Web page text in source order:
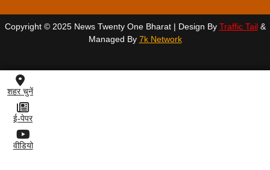
Copyright © 2025 News Twenty One Bharat | Design By Traffic Tail&
Managed By 7k Network
शहर चुनें
ई-पेपर
वीडियो